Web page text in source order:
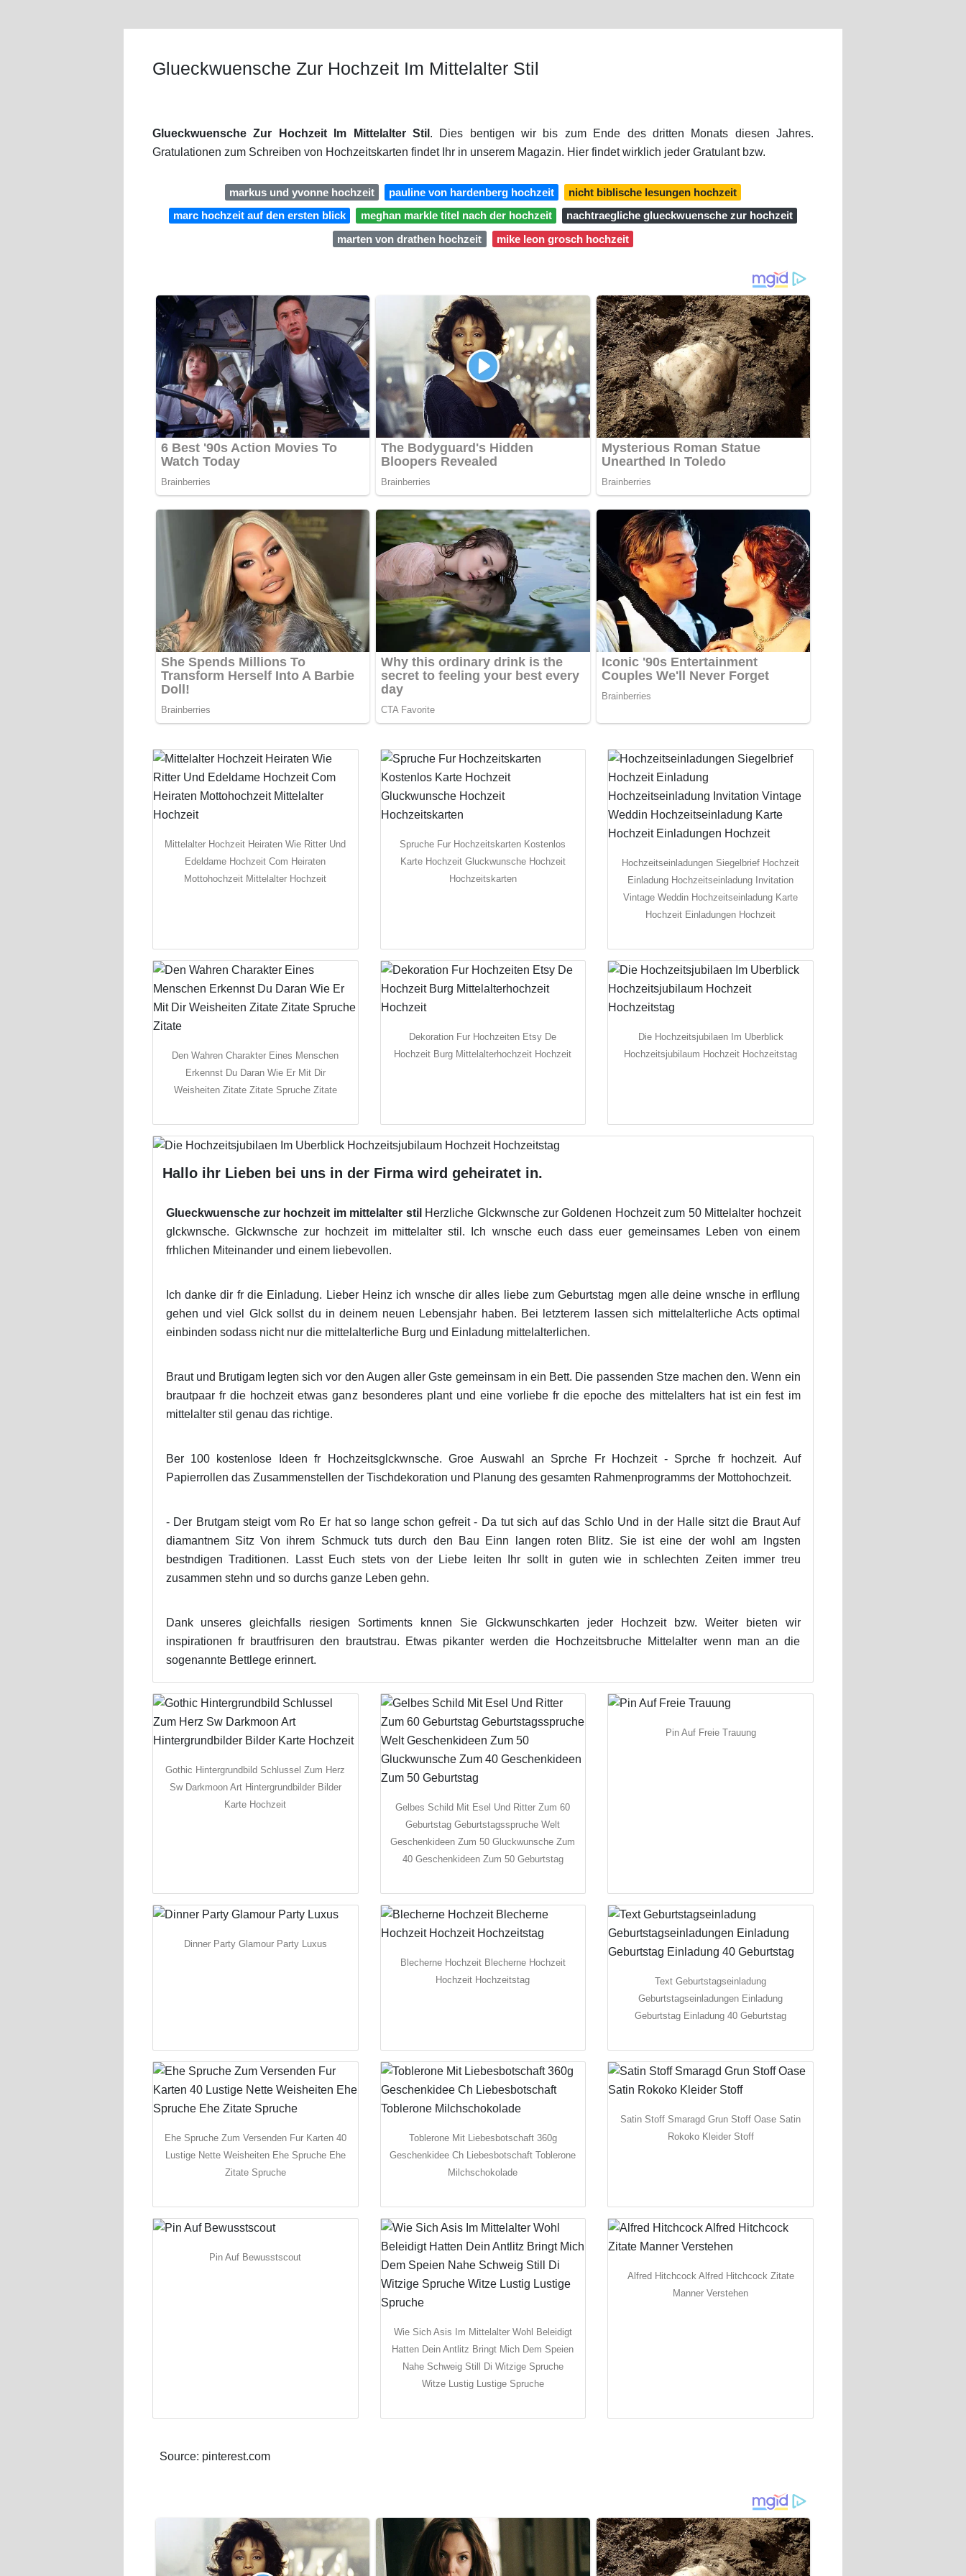
Glueckwuensche Zur Hochzeit Im Mittelalter Stil
Glueckwuensche Zur Hochzeit Im Mittelalter Stil . Dies bentigen wir bis zum Ende des dritten Monats diesen Jahres.
Gratulationen zum Schreiben von Hochzeitskarten findet Ihr in unserem Magazin. Hier findet wirklich jeder Gratulant bzw.
markus und yvonne hochzeit pauline von hardenberg hochzeit
nicht biblische lesungen hochzeit
marc hochzeit auf den ersten blick
meghan markle titel nach der hochzeit
nachtraegliche glueckwuensche zur hochzeit
marten von drathen hochzeit
mike leon grosch hochzeit
Mittelalter Hochzeit Heiraten Wie Ritter Und
Edeldame Hochzeit Com Heiraten
Mottohochzeit Mittelalter Hochzeit
Spruche Fur Hochzeitskarten Kostenlos
Karte Hochzeit Gluckwunsche Hochzeit
Hochzeitskarten
Hochzeitseinladungen Siegelbrief Hochzeit
Einladung Hochzeitseinladung Invitation
Vintage Weddin Hochzeitseinladung Karte
Hochzeit Einladungen Hochzeit
Den Wahren Charakter Eines Menschen
Erkennst Du Daran Wie Er Mit Dir
Weisheiten Zitate Zitate Spruche Zitate
Dekoration Fur Hochzeiten Etsy De
Hochzeit Burg Mittelalterhochzeit Hochzeit
Die Hochzeitsjubilaen Im Uberblick
Hochzeitsjubilaum Hochzeit Hochzeitstag
Hallo ihr Lieben bei uns in der Firma wird geheiratet in.
Glueckwuensche zur hochzeit im mittelalter stil Herzliche Glckwnsche zur Goldenen Hochzeit zum 50 Mittelalter hochzeit
glckwnsche. Glckwnsche zur hochzeit im mittelalter stil. Ich wnsche euch dass euer gemeinsames Leben von einem
frhlichen Miteinander und einem liebevollen.
Ich danke dir fr die Einladung. Lieber Heinz ich wnsche dir alles liebe zum Geburtstag mgen alle deine wnsche in erfllung
gehen und viel Glck sollst du in deinem neuen Lebensjahr haben. Bei letzterem lassen sich mittelalterliche Acts optimal
einbinden sodass nicht nur die mittelalterliche Burg und Einladung mittelalterlichen.
Braut und Brutigam legten sich vor den Augen aller Gste gemeinsam in ein Bett. Die passenden Stze machen den. Wenn ein
brautpaar fr die hochzeit etwas ganz besonderes plant und eine vorliebe fr die epoche des mittelalters hat ist ein fest im
mittelalter stil genau das richtige.
Ber 100 kostenlose Ideen fr Hochzeitsglckwnsche. Groe Auswahl an Sprche Fr Hochzeit - Sprche fr hochzeit. Auf
Papierrollen das Zusammenstellen der Tischdekoration und Planung des gesamten Rahmenprogramms der Mottohochzeit.
- Der Brutgam steigt vom Ro Er hat so lange schon gefreit - Da tut sich auf das Schlo Und in der Halle sitzt die Braut Auf
diamantnem Sitz Von ihrem Schmuck tuts durch den Bau Einn langen roten Blitz. Sie ist eine der wohl am lngsten
bestndigen Traditionen. Lasst Euch stets von der Liebe leiten Ihr sollt in guten wie in schlechten Zeiten immer treu
zusammen stehn und so durchs ganze Leben gehn.
Dank unseres gleichfalls riesigen Sortiments knnen Sie Glckwunschkarten jeder Hochzeit bzw. Weiter bieten wir
inspirationen fr brautfrisuren den brautstrau. Etwas pikanter werden die Hochzeitsbruche Mittelalter wenn man an die
sogenannte Bettlege erinnert.
Gothic Hintergrundbild Schlussel Zum Herz
Sw Darkmoon Art Hintergrundbilder Bilder
Karte Hochzeit
Gelbes Schild Mit Esel Und Ritter Zum 60
Geburtstag Geburtstagsspruche Welt
Geschenkideen Zum 50 Gluckwunsche Zum
40 Geschenkideen Zum 50 Geburtstag
Pin Auf Freie Trauung
Dinner Party Glamour Party Luxus
Blecherne Hochzeit Blecherne Hochzeit
Hochzeit Hochzeitstag
Text Geburtstagseinladung
Geburtstagseinladungen Einladung
Geburtstag Einladung 40 Geburtstag
Ehe Spruche Zum Versenden Fur Karten 40
Lustige Nette Weisheiten Ehe Spruche Ehe
Zitate Spruche
Toblerone Mit Liebesbotschaft 360g
Geschenkidee Ch Liebesbotschaft Toblerone
Milchschokolade
Satin Stoff Smaragd Grun Stoff Oase Satin
Rokoko Kleider Stoff
Pin Auf Bewusstscout
Wie Sich Asis Im Mittelalter Wohl Beleidigt
Hatten Dein Antlitz Bringt Mich Dem Speien
Nahe Schweig Still Di Witzige Spruche
Witze Lustig Lustige Spruche
Alfred Hitchcock Alfred Hitchcock Zitate
Manner Verstehen
Source: pinterest.com